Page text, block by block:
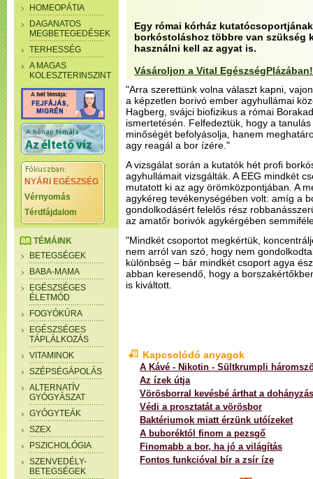
HOMEOPÁTIA
DAGANATOS
MEGBETEGEDÉSEK
TERHESSÉG
A MAGAS
KOLESZTERINSZINT
NYÁRI EGÉSZSÉG
Vérnyomás
Térdfájdalom
TÉMÁINK
BETEGSÉGEK
BABA-MAMA
EGÉSZSÉGES
ÉLETMÓD
FOGYÓKÚRA
EGÉSZSÉGES
TÁPLÁLKOZÁS
VITAMINOK
SZÉPSÉGÁPOLÁS
ALTERNATÍV
GYÓGYÁSZAT
GYÓGYTEÁK
SZEX
PSZICHOLÓGIA
SZENVEDÉLY-
BETEGSÉGEK
Egy római kórház
borkóstoláshoz többre van szükség
használni kell az agyat is.
Vásároljon a Vital EgészségPlázában!
"Arra szerettünk volna választ kapni,
a képzetlen borivó ember agyhullámai
Hagberg, svájci biofizikus a római
ismertetésén. Felfedeztük, hogy a
minőségét befolyásolja, hanem
agy reagál a bor ízére."
A vizsgálat során a kutatók hét profi
agyhullámait vizsgálták. A EEG mindkét
mutatott ki az agy örömközpontjában. A
agykéreg tevékenységében volt: amíg a
gondolkodásért felelős rész
az amatőr borivók agykérgében
"Mindkét csoportot megkértük,
nem arról van szó, hogy nem
különbség – bár mindkét csoport agya
abban keresendő, hogy a
is kiváltott.
Kapcsolódó anyagok
A Kávé - Nikotin - Sültkrumpli
Az ízek útja
Vörösborral kevésbé árthat a dohányzás
Védi a prosztatát a vörösbor
Baktériumok miatt érzünk utóízeket
A buboréktól finom a pezsgő
Finomabb a bor, ha jó a világítás
Fontos funkcióval bír a zsír íze